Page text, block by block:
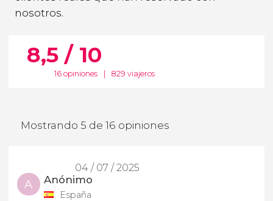
nosotros.
8,5 / 10
16 opiniones 829 viajeros
Mostrando 5 de 16 opiniones
04 / 07 / 2025
A Anónimo
España